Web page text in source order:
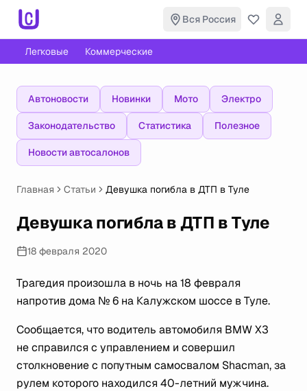
Вся Россия
Легковые Коммерческие
Автоновости Новинки Мото Электро
Законодательство Статистика Полезное
Новости автосалонов
Главная Статьи Девушка погибла в ДТП в Туле
Девушка погибла в ДТП в Туле
18 февраля 2020
Трагедия произошла в ночь на 18 февраля
напротив дома № 6 на Калужском шоссе в Туле.
Сообщается, что водитель автомобиля BMW X3
не справился с управлением и совершил
столкновение с попутным самосвалом Shacman, за
рулем которого находился 40-летний мужчина.